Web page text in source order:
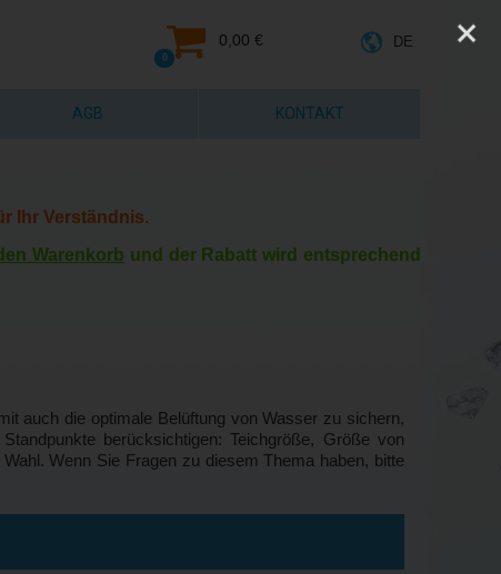
0,00 €
0
DE
AGB KONTAKT
Ihr Verständnis.
Warenkorb und der Rabatt wird entsprechend
auch die optimale Belüftung von Wasser zu sichern,
berücksichtigen: Teichgröße, Größe von
Wenn Sie Fragen zu diesem Thema haben, bitte